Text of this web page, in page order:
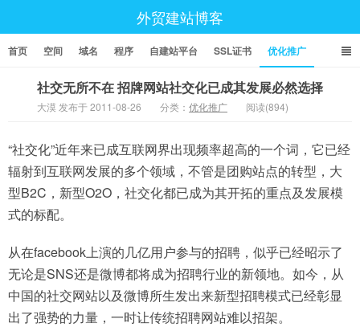
外贸建站博客
首页 空间 域名 程序 自建站平台 SSL证书 优化推广
社交无所不在 招牌网站社交化已成其发展必然选择
大漠 发布于 2011-08-26 分类： 优化推广 阅读(894)
“社交化”近年来已成互联网界出现频率超高的一个词，它已经
辐射到互联网发展的多个领域，不管是团购站点的转型，大
型B2C，新型O2O，社交化都已成为其开拓的重点及发展模
式的标配。
从在facebook上演的几亿用户参与的招聘，似乎已经昭示了
无论是SNS还是微博都将成为招聘行业的新领地。如今，从
中国的社交网站以及微博所生发出来新型招聘模式已经彰显
出了强势的力量，一时让传统招聘网站难以招架。